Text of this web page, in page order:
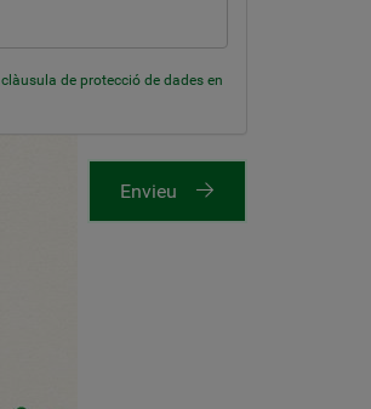
clàusula de protecció de dades en
Envieu